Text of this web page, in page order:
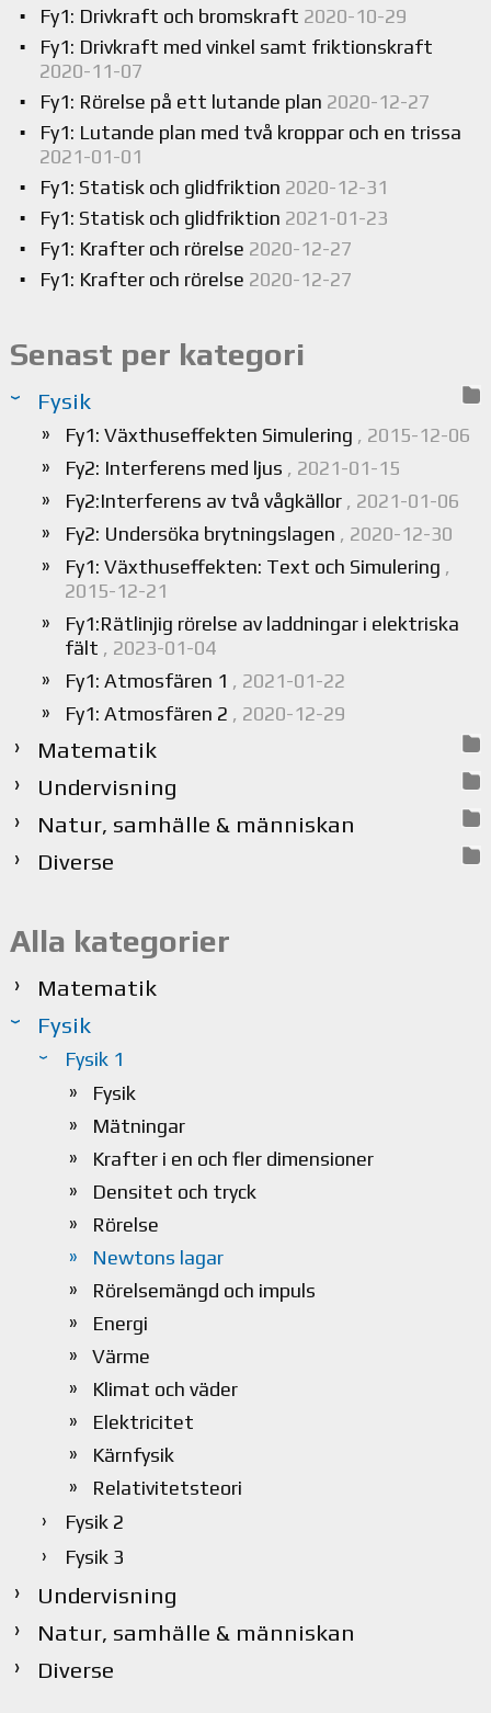
Fy1: Drivkraft och bromskraft 2020-10-29
Fy1: Drivkraft med vinkel samt friktionskraft
2020-11-07
Fy1: Rörelse på ett lutande plan 2020-12-27
Fy1: Lutande plan med två kroppar och en trissa
2021-01-01
Fy1: Statisk och glidfriktion 2020-12-31
Fy1: Statisk och glidfriktion 2021-01-23
Fy1: Krafter och rörelse 2020-12-27
Fy1: Krafter och rörelse 2020-12-27
Senast per kategori
Fysik
Fy1: Växthuseffekten Simulering , 2015-12-06
Fy2: Interferens med ljus , 2021-01-15
Fy2:Interferens av två vågkällor , 2021-01-06
Fy2: Undersöka brytningslagen , 2020-12-30
Fy1: Växthuseffekten: Text och Simulering ,
2015-12-21
Fy1:Rätlinjig rörelse av laddningar i elektriska
fält , 2023-01-04
Fy1: Atmosfären 1 , 2021-01-22
Fy1: Atmosfären 2 , 2020-12-29
Matematik
Undervisning
Natur, samhälle & människan
Diverse
Alla kategorier
Matematik
Fysik
Fysik 1
Fysik
Mätningar
Krafter i en och fler dimensioner
Densitet och tryck
Rörelse
Newtons lagar
Rörelsemängd och impuls
Energi
Värme
Klimat och väder
Elektricitet
Kärnfysik
Relativitetsteori
Fysik 2
Fysik 3
Undervisning
Natur, samhälle & människan
Diverse